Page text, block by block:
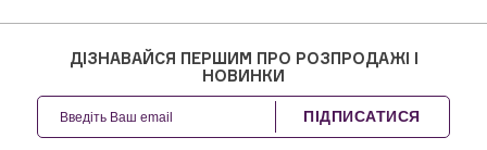
ДІЗНАВАЙСЯ ПЕРШИМ ПРО РОЗПРОДАЖІ І
НОВИНКИ
ПІДПИСАТИСЯ